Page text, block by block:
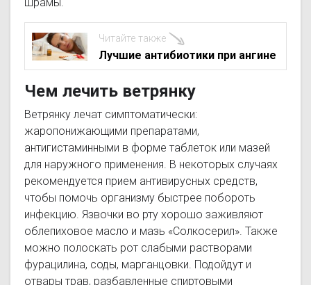
Читайте также
Лучшие антибиотики при ангине
Чем лечить ветрянку
Ветрянку лечат симптоматически:
жаропонижающими препаратами,
антигистаминными в форме таблеток или мазей
для наружного применения. В некоторых случаях
рекомендуется прием антивирусных средств,
чтобы помочь организму быстрее побороть
инфекцию. Язвочки во рту хорошо заживляют
облепиховое масло и мазь «Солкосерил». Также
можно полоскать рот слабыми растворами
фурацилина, соды, марганцовки. Подойдут и
отвары трав, разбавленные спиртовыми